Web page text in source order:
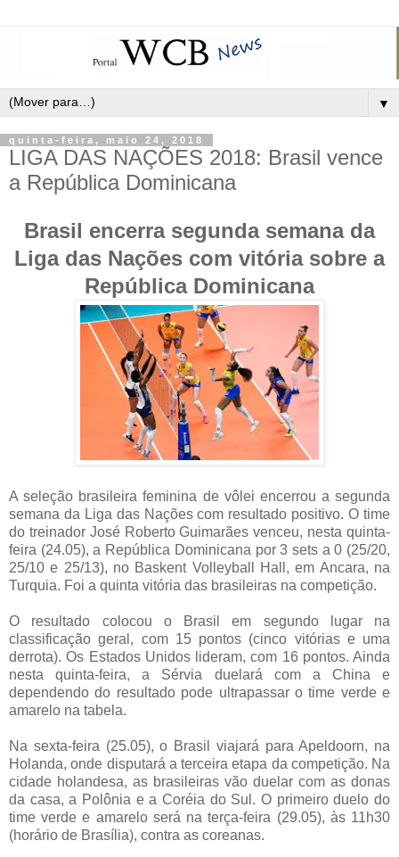
▼
quinta-feira, maio 24, 2018
LIGA DAS NAÇÕES 2018: Brasil vence
a República Dominicana
Brasil encerra segunda semana da
Liga das Nações com vitória sobre a
República Dominicana
A seleção brasileira feminina de vôlei encerrou a segunda
semana da Liga das Nações com resultado positivo. O time
do treinador José Roberto Guimarães venceu, nesta quinta-
feira (24.05), a República Dominicana por 3 sets a 0 (25/20,
25/10 e 25/13), no Baskent Volleyball Hall, em Ancara, na
Turquia. Foi a quinta vitória das brasileiras na competição.
O resultado colocou o Brasil em segundo lugar na
classificação geral, com 15 pontos (cinco vitórias e uma
derrota). Os Estados Unidos lideram, com 16 pontos. Ainda
nesta quinta-feira, a Sérvia duelará com a China e
dependendo do resultado pode ultrapassar o time verde e
amarelo na tabela.
Na sexta-feira (25.05), o Brasil viajará para Apeldoorn, na
Holanda, onde disputará a terceira etapa da competição. Na
cidade holandesa, as brasileiras vão duelar com as donas
da casa, a Polônia e a Coréia do Sul. O primeiro duelo do
time verde e amarelo será na terça-feira (29.05), às 11h30
(horário de Brasília), contra as coreanas.